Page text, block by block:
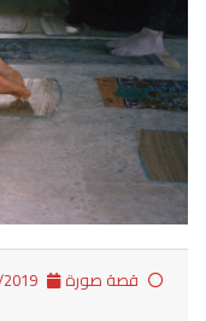
قصة صورة